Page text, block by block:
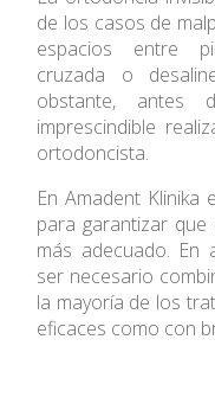
de los casos de
espacios entre
cruzada o
obstante, antes
imprescindible
ortodoncista.
En Amadent Klinika
para garantizar
más adecuado. En
ser necesario
la mayoría de los
eficaces como con